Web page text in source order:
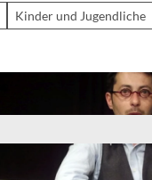
Kinder und Jugendliche